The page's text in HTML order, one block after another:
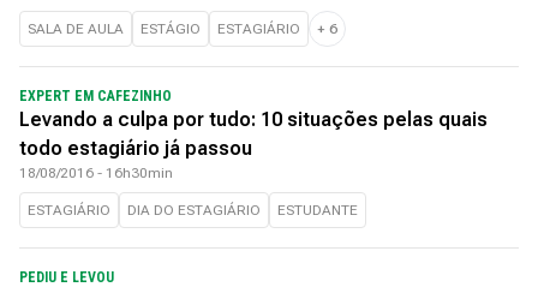
SALA DE AULA ESTÁGIO ESTAGIÁRIO + 6
EXPERT EM CAFEZINHO
Levando a culpa por tudo: 10 situações pelas quais
todo estagiário já passou
18/08/2016 - 16h30min
ESTAGIÁRIO DIA DO ESTAGIÁRIO ESTUDANTE
PEDIU E LEVOU